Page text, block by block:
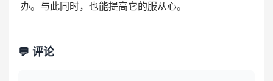
办。与此同时，也能提高它的服从心。
💬 评论